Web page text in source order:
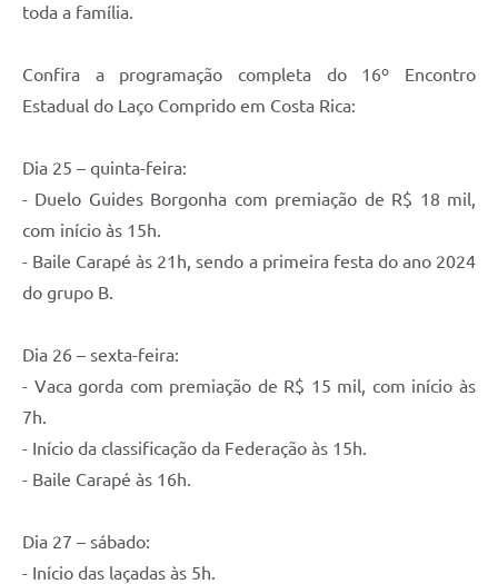
toda a família.
Confira a programação completa do 16º Encontro
Estadual do Laço Comprido em Costa Rica:
Dia 25 – quinta-feira:
- Duelo Guides Borgonha com premiação de R$ 18 mil,
com início às 15h.
- Baile Carapé às 21h, sendo a primeira festa do ano 2024
do grupo B.
Dia 26 – sexta-feira:
- Vaca gorda com premiação de R$ 15 mil, com início às
7h.
- Início da classificação da Federação às 15h.
- Baile Carapé às 16h.
Dia 27 – sábado:
- Início das laçadas às 5h.